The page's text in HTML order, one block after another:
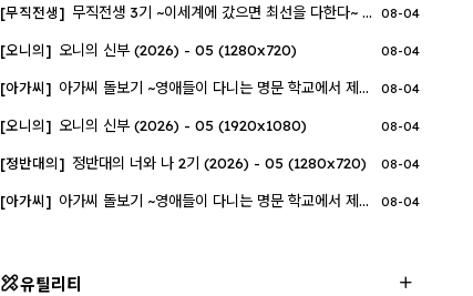
[무직전생] 무직전생 3기 ~이세계에 갔으면 최선을 다한다~ (2026) - 06 (1920.. 08-04
[오니의] 오니의 신부 (2026) - 05 (1280x720) 08-04
[아가씨] 아가씨 돌보기 ~영애들이 다니는 명문 학교에서 제일가는 아가씨를.. 08-04
[오니의] 오니의 신부 (2026) - 05 (1920x1080) 08-04
[정반대의] 정반대의 너와 나 2기 (2026) - 05 (1280x720) 08-04
[아가씨] 아가씨 돌보기 ~영애들이 다니는 명문 학교에서 제일가는 아가씨를.. 08-04
유틸리티